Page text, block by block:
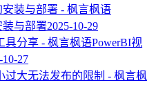
装与部署2025-10-29
PowerBI视
10-27